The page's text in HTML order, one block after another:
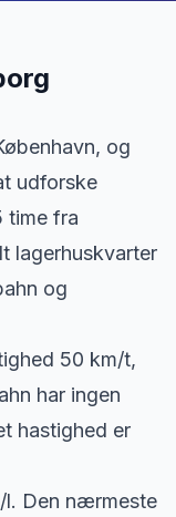
og
udforske
time fra
lagerhuskvarter
og
50 km/t,
har ingen
hastighed er
l. Den nærmeste